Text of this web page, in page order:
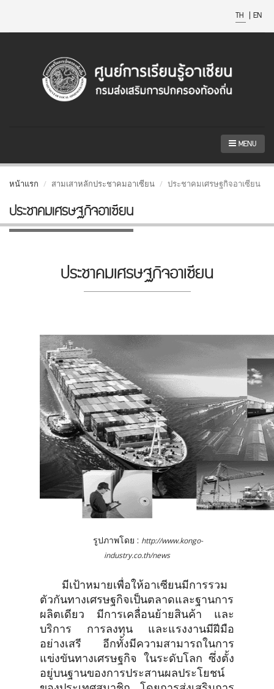
TH | EN
MENU
หน้าแรก สามเสาหลักประชาคมอาเซียน ประชาคมเศรษฐกิจอาเซียน
ประชาคมเศรษฐกิจอาเซียน
ประชาคมเศรษฐกิจอาเซียน
รูปภาพโดย : http://www.kongo-
industry.co.th/news
มีเป้าหมายเพื่อให้อาเซียนมีการรวม
ตัวกันทางเศรษฐกิจเป็นตลาดและฐานการ
ผลิตเดียว มีการเคลื่อนย้ายสินค้า และ
บริการ การลงทุน และแรงงานมีฝีมือ
อย่างเสรี อีกทั้งมีความสามารถในการ
แข่งขันทางเศรษฐกิจ ในระดับโลก ซึ่งตั้ง
อยู่บนฐานของการประสานผลประโยชน์